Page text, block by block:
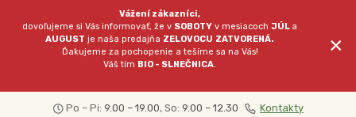
Vážení zákazníci,
dovoľujeme si Vás informovať, že v SOBOTY v mesiacochJÚL a
AUGUST je naša predajňa ZELOVOCU ZATVORENÁ.
Ďakujeme za pochopenie a tešíme sa na Vás!
Váš tím BIO - SLNEČNICA.
×
Po – Pi: 9.00 – 19.00, So: 9.00 – 12.30 Kontakty